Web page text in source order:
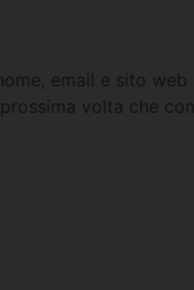
email e sito web
volta che